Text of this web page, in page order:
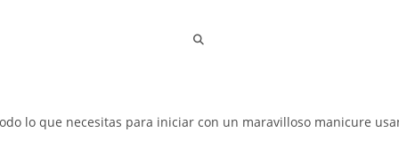
ALTERNAR
lo que necesitas para iniciar con un maravilloso manicure